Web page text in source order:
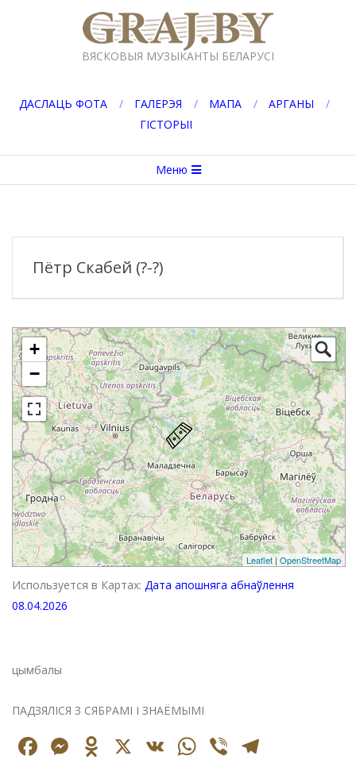
GRAJ.BY
ВЯСКОВЫЯ МУЗЫКАНТЫ БЕЛАРУСІ
ДАСЛАЦЬ ФОТА ГАЛЕРЭЯ МАПА
АРГАНЫ
ГІСТОРЫІ
меню
Меню
Пётр Скабей (?-?)
+
−
Leaflet | OpenStreetMap
Используется в Картах: Дата апошняга абнаўлення
08.04.2026
цымбалы
ПАДЗЯЛІСЯ З СЯБРАМІ І ЗНАЁМЫМІ
Facebook
Messenger
Odnoklassniki
X VK WhatsApp
Viber